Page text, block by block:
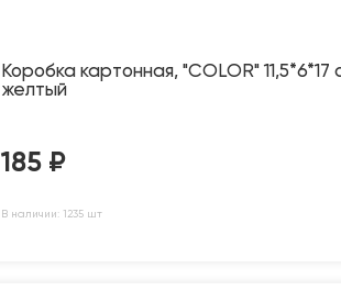
Коробка картонная, "COLOR" 11,5*6*17
желтый
185 ₽
В наличии: 1235 шт